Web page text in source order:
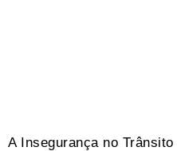
A Insegurança no